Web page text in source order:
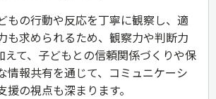
もの行動や反応を丁寧に観察し、適
も求められるため、観察力や判断力
えて、子どもとの信頼関係づくりや保
情報共有を通じて、コミュニケーシ
援の視点も深まります。